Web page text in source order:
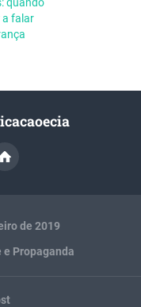
a falar
de 2019
Propaganda